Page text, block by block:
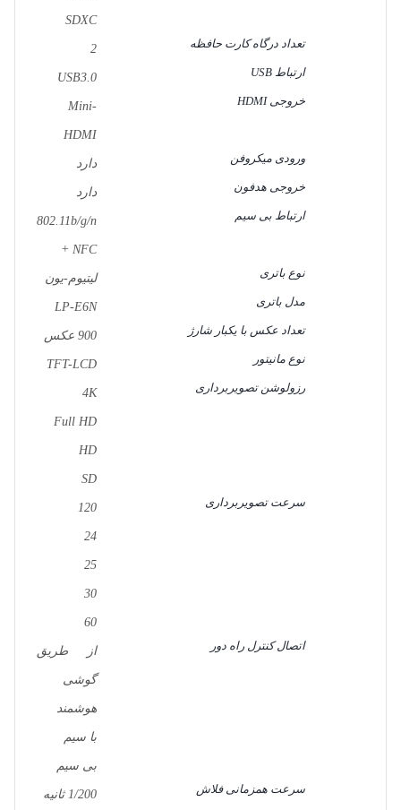
SDXC
تعداد درگاه کارت حافظه
2
ارتباط USB
USB3.0
خروجی HDMI
Mini-
HDMI
ورودی میکروفن
دارد
خروجی هدفون
دارد
ارتباط بی سیم
802.11b/g/n
+ NFC
نوع باتری
لیتیوم-یون
مدل باتری
LP-E6N
تعداد عکس با یکبار شارژ
900 عکس
نوع مانیتور
TFT-LCD
رزولوشن تصویربرداری
4K
Full HD
HD
SD
سرعت تصویربرداری
120
24
25
30
60
اتصال کنترل راه دور
از طریق
گوشی
هوشمند
با سیم
بی سیم
سرعت همزمانی فلاش
1/200 ثانیه